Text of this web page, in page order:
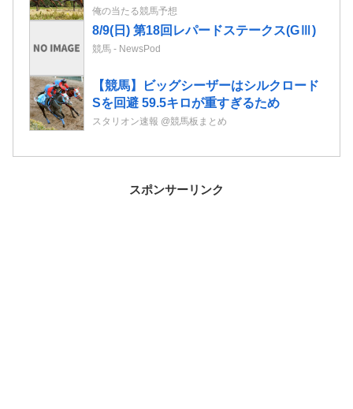
2歳情報
俺の当たる競馬予想
8/9(日) 第18回レパードステークス(GⅢ)
競馬 - NewsPod
【競馬】ビッグシーザーはシルクロード
Sを回避 59.5キロが重すぎるため
スタリオン速報 @競馬板まとめ
スポンサーリンク